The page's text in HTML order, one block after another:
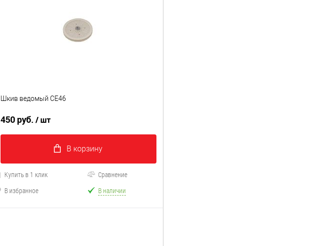
Шкив ведомый CE46
450 руб. / шт
В корзину
Купить в 1 клик
Сравнение
В избранное
В наличии